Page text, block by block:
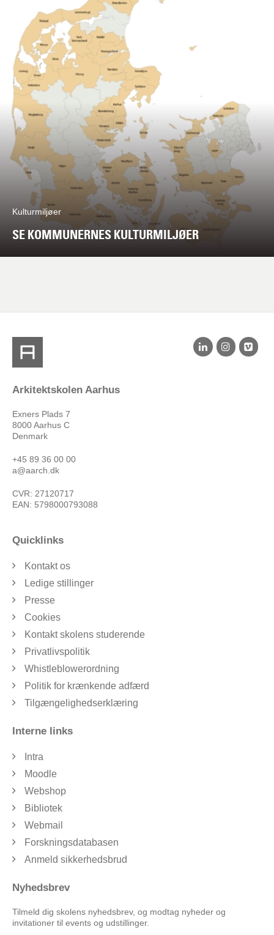
Kulturmiljøer
SE KOMMUNERNES KULTURMILJØER
Arkitektskolen Aarhus
Exners Plads 7
8000 Aarhus C
Denmark
+45 89 36 00 00
a@aarch.dk
CVR: 27120717
EAN: 5798000793088
Quicklinks
Kontakt os
Ledige stillinger
Presse
Cookies
Kontakt skolens studerende
Privatlivspolitik
Whistleblowerordning
Politik for krænkende adfærd
Tilgængelighedserklæring
Interne links
Intra
Moodle
Webshop
Bibliotek
Webmail
Forskningsdatabasen
Anmeld sikkerhedsbrud
Nyhedsbrev
Tilmeld dig skolens nyhedsbrev, og modtag nyheder og
invitationer til events og udstillinger.